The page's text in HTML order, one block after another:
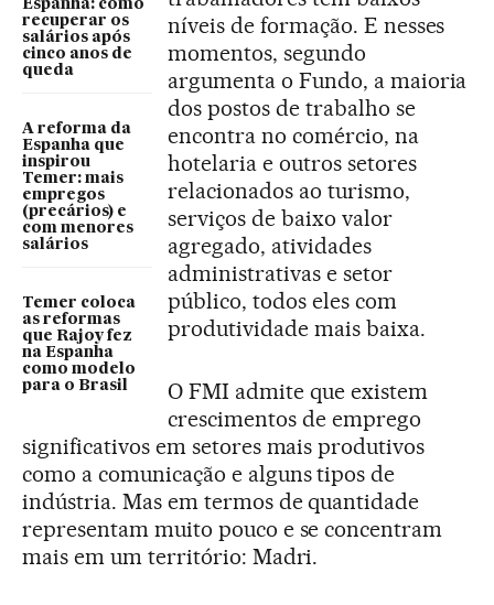
Espanha: como
recuperar os
salários após
cinco anos de
queda
A reforma da
Espanha que
inspirou
Temer: mais
empregos
(precários) e
com menores
salários
Temer coloca
as reformas
que Rajoy fez
na Espanha
como modelo
para o Brasil
níveis de formação. E nesses
momentos, segundo
argumenta o Fundo, a maioria
dos postos de trabalho se
encontra no comércio, na
hotelaria e outros setores
relacionados ao turismo,
serviços de baixo valor
agregado, atividades
administrativas e setor
público, todos eles com
produtividade mais baixa.
O FMI admite que existem
crescimentos de emprego
significativos em setores mais produtivos
como a comunicação e alguns tipos de
indústria. Mas em termos de quantidade
representam muito pouco e se concentram
mais em um território: Madri.